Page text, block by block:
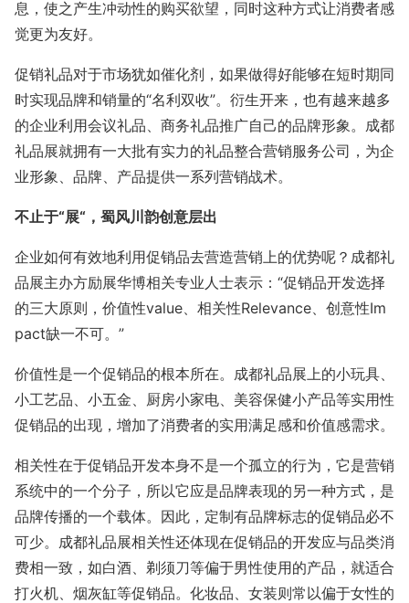
息，使之产生冲动性的购买欲望，同时这种方式让消费者感
觉更为友好。
促销礼品对于市场犹如催化剂，如果做得好能够在短时期同
时实现品牌和销量的“名利双收”。衍生开来，也有越来越多
的企业利用会议礼品、商务礼品推广自己的品牌形象。成都
礼品展就拥有一大批有实力的礼品整合营销服务公司，为企
业形象、品牌、产品提供一系列营销战术。
不止于“展“，蜀风川韵创意层出
企业如何有效地利用促销品去营造营销上的优势呢？成都礼
品展主办方励展华博相关专业人士表示：“促销品开发选择
的三大原则，价值性value、相关性Relevance、创意性Im
pact缺一不可。”
价值性是一个促销品的根本所在。成都礼品展上的小玩具、
小工艺品、小五金、厨房小家电、美容保健小产品等实用性
促销品的出现，增加了消费者的实用满足感和价值感需求。
相关性在于促销品开发本身不是一个孤立的行为，它是营销
系统中的一个分子，所以它应是品牌表现的另一种方式，是
品牌传播的一个载体。因此，定制有品牌标志的促销品必不
可少。成都礼品展相关性还体现在促销品的开发应与品类消
费相一致，如白酒、剃须刀等偏于男性使用的产品，就适合
打火机、烟灰缸等促销品。化妆品、女装则常以偏于女性的